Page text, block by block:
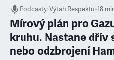
Podcasty:Výtah Respektu•18
Mírový plán pro
kruhu. Nastane dřív
nebo odzbrojení